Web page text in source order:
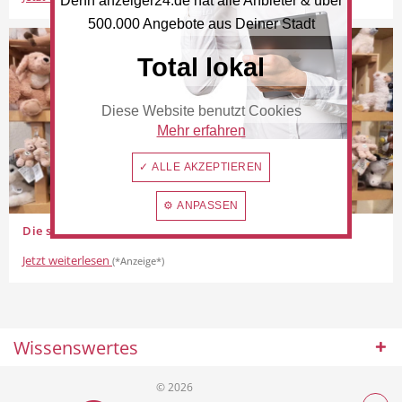
Beauty & Wellness Auto
Handwerk Sport & Freizeit
Die schönsten Kuscheltiere aus Deiner Stadt ❤️
Jetzt weiterlesen (*Anzeige*)
Wissenswertes
© 2026
500.000 Angebote aus Deiner Stadt
Total lokal
Diese Website benutzt Cookies
Mehr erfahren
✓ ALLE AKZEPTIEREN
⚙ ANPASSEN